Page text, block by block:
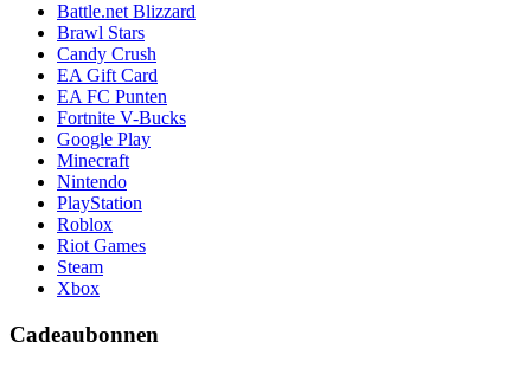
Battle.net Blizzard
Brawl Stars
Candy Crush
EA Gift Card
EA FC Punten
Fortnite V-Bucks
Google Play
Minecraft
Nintendo
PlayStation
Roblox
Riot Games
Steam
Xbox
Cadeaubonnen